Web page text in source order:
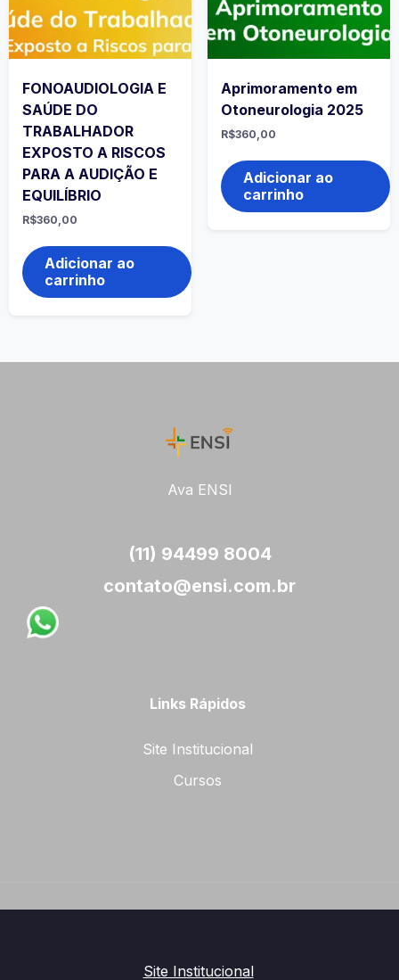
FONOAUDIOLOGIA E
SAÚDE DO
TRABALHADOR
EXPOSTO A RISCOS
PARA A AUDIÇÃO E
EQUILÍBRIO
R$360,00
Adicionar ao
carrinho
Aprimoramento em
Otoneurologia 2025
R$360,00
Adicionar ao
carrinho
Ava ENSI
(11) 94499 8004
contato@ensi.com.br
Links Rápidos
Site Institucional
Cursos
Site Institucional